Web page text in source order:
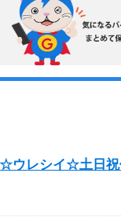
☆ウレシイ☆土日